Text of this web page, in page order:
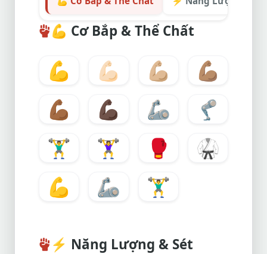
💪 Cơ Bắp & Thể Chất
💪 💪🏻 💪🏼
💪🏽
💪🏾
💪🏿 🦾
🦿
🏋️‍♂️
🏋️‍♀️ 🥊
🥋
💪
🦾 🏋️‍♂️
⚡ Năng Lượng & Sét